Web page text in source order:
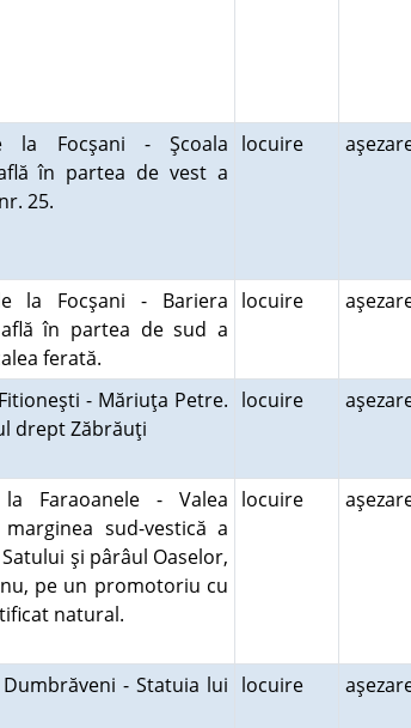
la Focşani - Şcoala
în partea de vest a
25.
locuire
la Focşani - Bariera
află în partea de sud a
ferată.
locuire
- Măriuţa Petre.
drept Zăbrăuţi
locuire
Faraoanele - Valea
sud-vestică a
şi pârâul Oaselor,
pe un promotoriu cu
natural.
locuire
- Statuia lui locuire